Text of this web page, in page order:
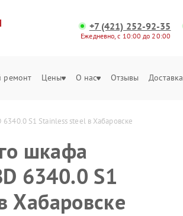
+7 (421) 252-92-35
Ежедневно, с 10:00 до 20:00
ремонт Цены О нас Отзывы Доставка
S1 Stainless steel в Хабаровске
шкафа
6340.0 S1
Хабаровске